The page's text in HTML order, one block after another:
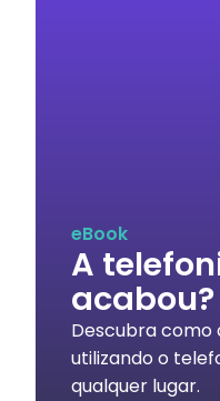
eBook
A
acabou?
Descubra como
utilizando o
qualquer lugar.